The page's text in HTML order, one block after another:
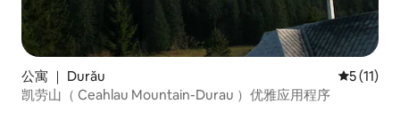
公寓 ｜ Durău 平均评分
5 (11)
凯劳山（ Ceahlau Mountain-Durau ）优雅应用程序